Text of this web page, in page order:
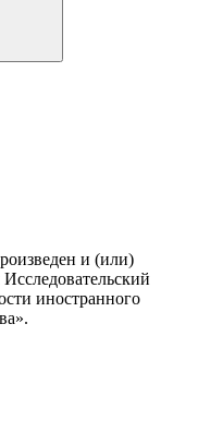
и (или)
иностранного